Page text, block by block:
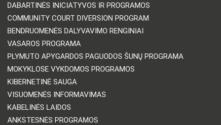
DABARTINĖS INICIATYVOS IR PROGRAMOS
COMMUNITY COURT DIVERSION PROGRAM
BENDRUOMENĖS DALYVAVIMO RENGINIAI
VASAROS PROGRAMA
PLYMUTO APYGARDOS PAGUODOS ŠUNŲ PROGRAMA
MOKYKLOSE VYKDOMOS PROGRAMOS
KIBERNETINĖ SAUGA
VISUOMENĖS INFORMAVIMAS
KABELINĖS LAIDOS
ANKSTESNĖS PROGRAMOS